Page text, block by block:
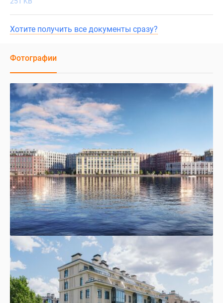
Хотите получить все документы сразу?
Фотографии